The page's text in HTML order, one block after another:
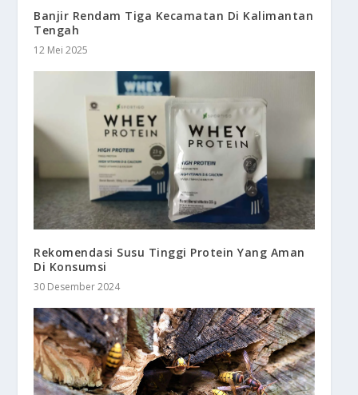
Banjir Rendam Tiga Kecamatan Di Kalimantan
Tengah
12 Mei 2025
Rekomendasi Susu Tinggi Protein Yang Aman
Di Konsumsi
30 Desember 2024